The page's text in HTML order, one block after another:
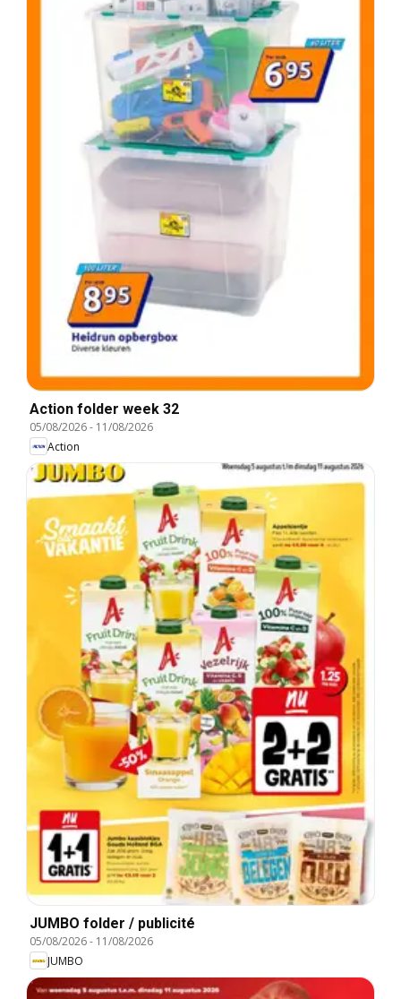
Action folder week 32
05/08/2026- 11/08/2026
Action
JUMBO folder / publicité
05/08/2026- 11/08/2026
JUMBO